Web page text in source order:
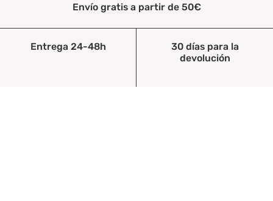
Envío gratis a partir de 50€
Entrega 24-48h
30 días para la
devolución